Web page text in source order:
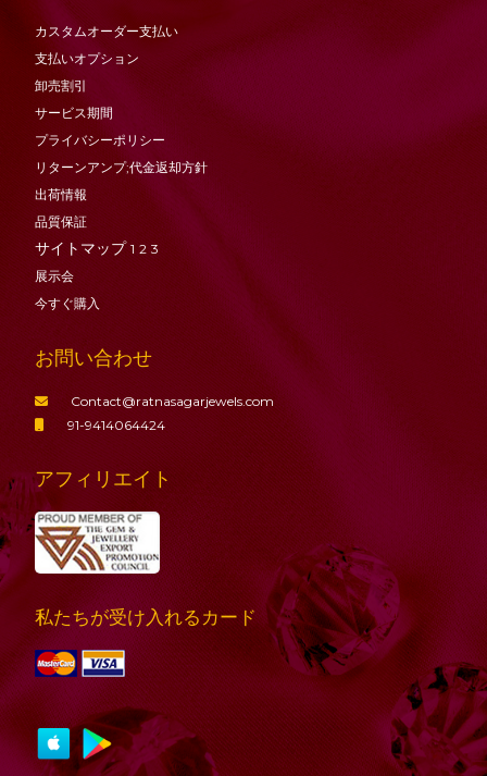
カスタムオーダー支払い
支払いオプション
卸売割引
サービス期間
プライバシーポリシー
リターンアンプ;代金返却方針
出荷情報
品質保証
サイトマップ 1 2 3
展示会
今すぐ購入
お問い合わせ
Contact@ratnasagarjewels.com
91-9414064424
アフィリエイト
私たちが受け入れるカード